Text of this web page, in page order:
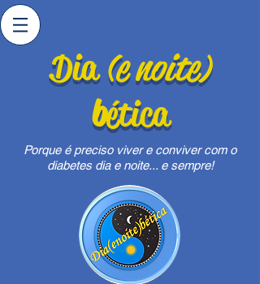
Dia(e noite)
bética
Porque é preciso viver e conviver com o
diabetes dia e noite... e sempre!